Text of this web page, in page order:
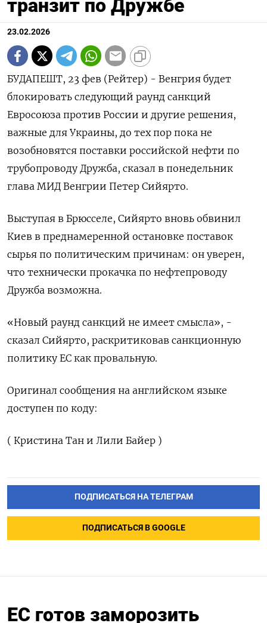
транзит по Дружбе
23.02.2026
БУДАПЕШТ, 23 фев (Рейтер) - Венгрия будет
блокировать следующий раунд ‌санкций
Евросоюза против России и другие решения,
важные ​для ​Украины, до ​тех ⁠пор пока ‌не
возобновятся поставки ‌российской нефти по
трубопроводу Дружба, ​сказал в понедельник
‌глава МИД Венгрии ​Петер Сийярто.
Выступая в Брюсселе, ‌Сийярто вновь обвинил
Киев в преднамеренной остановке ​поставок ​
сырья ‌по политическим причинам: он уверен, ​
что технически прокачка по нефтепроводу
Дружба возможна.
«Новый раунд санкций не имеет смысла», -
сказал Сийярто, раскритиковав ​санкционную
⁠политику ЕС как провальную.
Оригинал сообщения ‌на английском ‌языке
доступен по коду:
( ​Кристина Тан и ‌Лили Байер )
ПОДПИСАТЬСЯ НА ТЕЛЕГРАМ
ПОДПИСАТЬСЯ В GOOGLE
ЕС готов заморозить